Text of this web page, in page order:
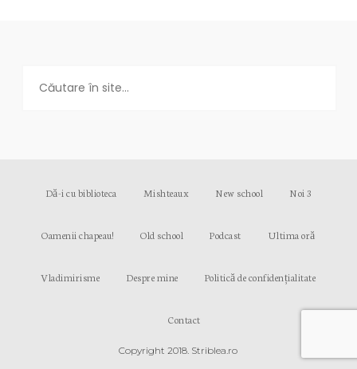
Dă-i cu biblioteca Mishteaux New school Noi 3
Oamenii chapeau! Old school Podcast Ultima oră
Vladimirisme Despre mine Politică de confidențialitate
Contact
Copyright 2018. Striblea.ro